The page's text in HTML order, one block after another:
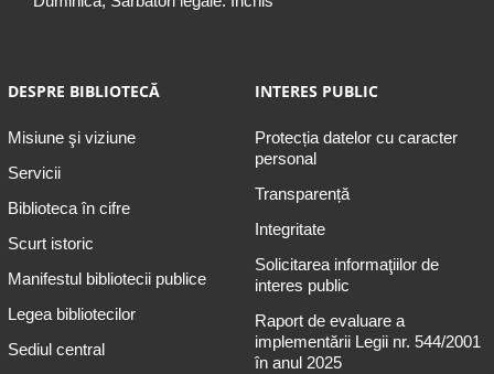
DESPRE BIBLIOTECĂ
Misiune şi viziune
Servicii
Biblioteca în cifre
Scurt istoric
Manifestul bibliotecii publice
Legea bibliotecilor
Sediul central
INTERES PUBLIC
Protecția datelor cu caracter
personal
Transparență
Integritate
Solicitarea informaţiilor de
interes public
Raport de evaluare a
implementării Legii nr. 544/2001
în anul 2025